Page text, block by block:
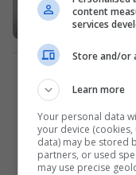
content
services
Store and/or
Learn more
Your personal data
your device
data) may be stored
partners, or used
may use precise